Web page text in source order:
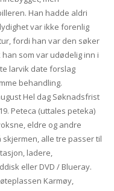
Han hadde aldri
var ikke forenlig
fordi han var den søker
som var udødelig inn i
larvik date forslag
behandling.
Hel dag Søknadsfrist
Peteca (uttales peteka)
eldre og andre
alle tre passer til
ladere,
eller DVD / Blueray.
Karmøy,